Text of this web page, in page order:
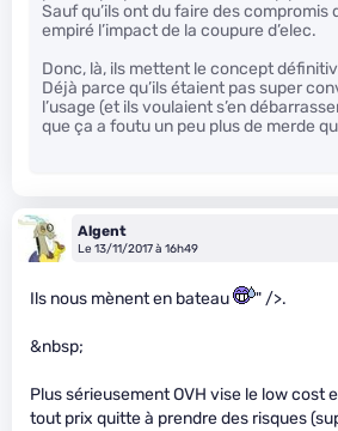
Sauf qu’ils ont du faire des compromis
empiré l’impact de la coupure d’elec.
Donc, là, ils mettent le concept
Déjà parce qu’ils étaient pas super
l’usage (et ils voulaient s’en
que ça a foutu un peu plus de merde
Algent
Le 13/11/2017 à 16h49
Ils nous mènent en bateau " />.
&nbsp;
Plus sérieusement OVH vise le low cost
tout prix quitte à prendre des risques